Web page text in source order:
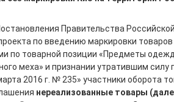
Правительства
по введению маркировки
по товарной позиции «Предметы
меха» и признании утратившим
2016 г. № 235» участники оборота
нереализованные товары